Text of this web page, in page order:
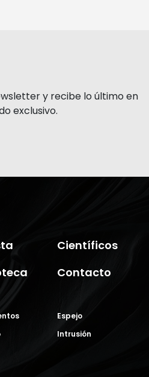
y recibe lo último en
exclusivo.
Científicos
Contacto
Espejo
Intrusión